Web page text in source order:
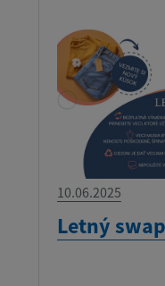
10.06.2025
Letný swap